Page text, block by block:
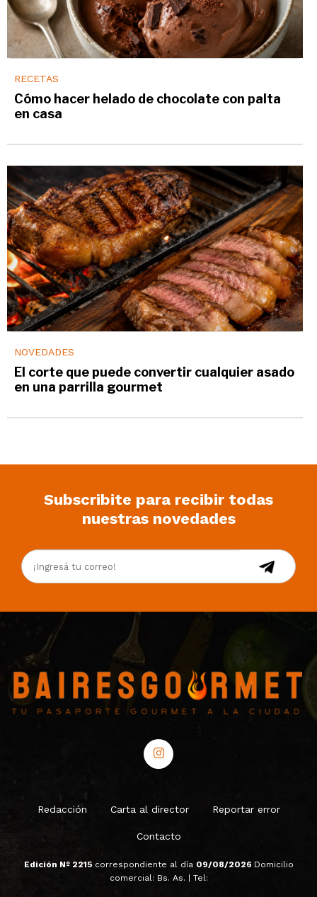
RECETAS
Cómo hacer helado de chocolate con palta
en casa
NOVEDADES
El corte que puede convertir cualquier asado
en una parrilla gourmet
Subscribite para recibir todas
nuestras novedades
Redacción Carta al director Reportar error
Contacto
Edición Nº 2215 correspondiente al día 09/08/2026 Domicilio
comercial: Bs. As. | Tel: